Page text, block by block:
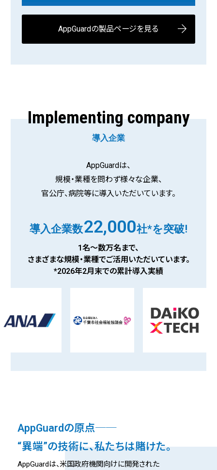
AppGuardの製品ページを見る
Implementing company
導入企業
AppGuardは、
規模・業種を問わず様々な企業、
官公庁、病院等に導入いただいています。
導入企業数22,000社*を突破!
1名〜数万名まで、
さまざまな規模・業種でご活用いただいています。
*2026年2月末での累計導入実績
AppGuardの原点──
“異端”の技術に、私たちは賭けた。
AppGuardは、米国政府機関向けに開発された